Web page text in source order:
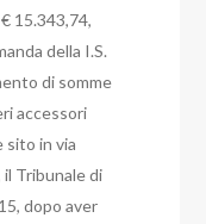
15.343,74,
della I.S.
di somme
accessori
sito in via
Tribunale di
dopo aver